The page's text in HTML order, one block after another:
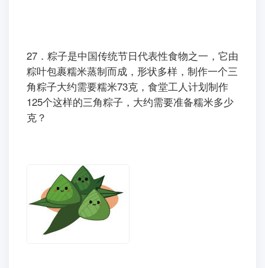
27．粽子是中国传统节日代表性食物之一，它由
粽叶包裹糯米蒸制而成，形状多样，制作一个三
角粽子大约需要糯米73克，食堂工人计划制作
125个这样的三角粽子，大约需要准备糯米多少
克？